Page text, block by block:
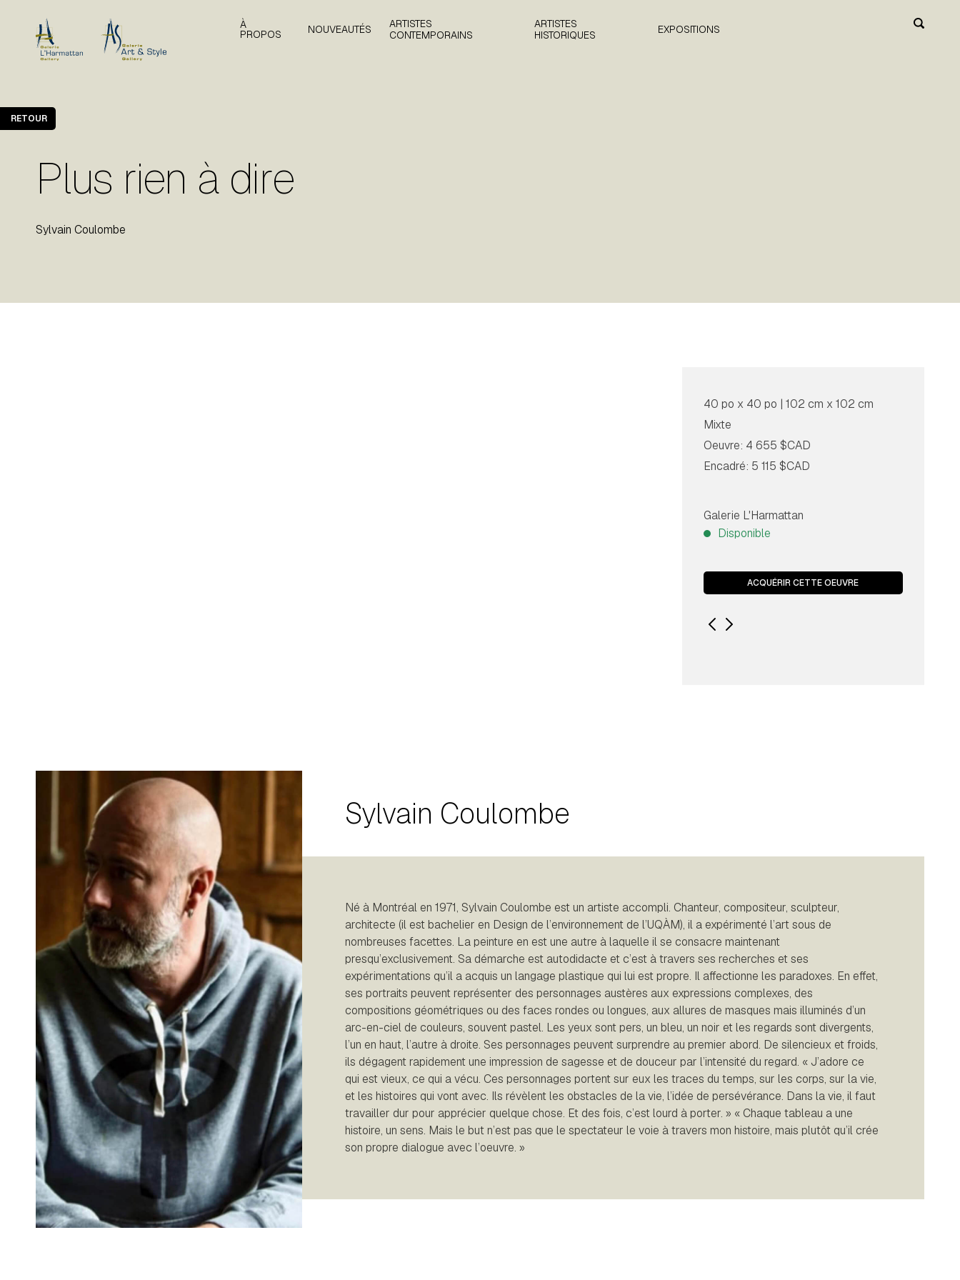
À
PROPOS NOUVEAUTÉS
ARTISTES
CONTEMPORAINS
ARTISTES
HISTORIQUES
EXPOSITIONS
Plus rien à dire
Sylvain Coulombe
RETOUR
40 po x 40 po | 102 cm x 102 cm
Mixte
Oeuvre: 4 655 $CAD
Encadré: 5 115 $CAD
Galerie L'Harmattan
Disponible
ACQUÉRIR CETTE OEUVRE
Sylvain Coulombe
Né à Montréal en 1971, Sylvain Coulombe est un artiste accompli. Chanteur, compositeur, sculpteur,
architecte (il est bachelier en Design de l’environnement de l’UQÀM), il a expérimenté l’art sous de
nombreuses facettes. La peinture en est une autre à laquelle il se consacre maintenant
presqu’exclusivement. Sa démarche est autodidacte et c’est à travers ses recherches et ses
expérimentations qu’il a acquis un langage plastique qui lui est propre. Il affectionne les paradoxes. En effet,
ses portraits peuvent représenter des personnages austères aux expressions complexes, des
compositions géométriques ou des faces rondes ou longues, aux allures de masques mais illuminés d’un
arc-en-ciel de couleurs, souvent pastel. Les yeux sont pers, un bleu, un noir et les regards sont divergents,
l’un en haut, l’autre à droite. Ses personnages peuvent surprendre au premier abord. De silencieux et froids,
ils dégagent rapidement une impression de sagesse et de douceur par l’intensité du regard. « J’adore ce
qui est vieux, ce qui a vécu. Ces personnages portent sur eux les traces du temps, sur les corps, sur la vie,
et les histoires qui vont avec. Ils révèlent les obstacles de la vie, l’idée de persévérance. Dans la vie, il faut
travailler dur pour apprécier quelque chose. Et des fois, c’est lourd à porter. » « Chaque tableau a une
histoire, un sens. Mais le but n’est pas que le spectateur le voie à travers mon histoire, mais plutôt qu’il crée
son propre dialogue avec l’oeuvre. »